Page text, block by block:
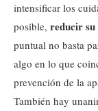
intensificar los
posible, reducir
puntual no basta
algo en lo que
prevención de la
También hay